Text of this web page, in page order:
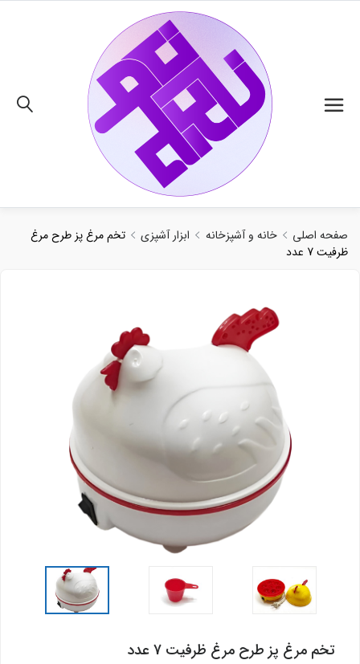
صفحه اصلی خانه و آشپزخانه ابزار آشپزی
تخم مرغ پز طرح مرغ
ظرفیت 7 عدد
تخم مرغ پز طرح مرغ ظرفیت 7 عدد